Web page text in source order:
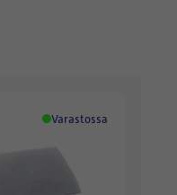
Varastossa